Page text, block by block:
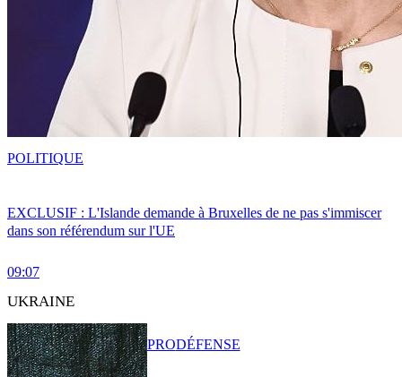
EXCLUSIF : L'Islande demande à Bruxelles de ne pas s'immiscer
dans son référendum sur l'UE
09:07
POLITIQUE
UKRAINE
PRODÉFENSE